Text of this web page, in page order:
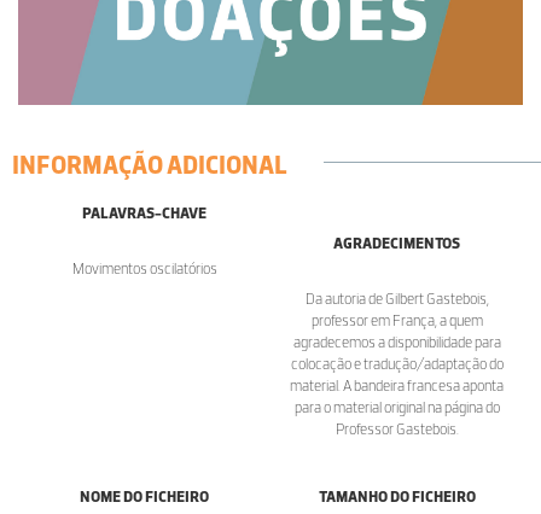
INFORMAÇÃO ADICIONAL
PALAVRAS-CHAVE
Movimentos oscilatórios
AGRADECIMENTOS
Da autoria de Gilbert Gastebois,
professor em França, a quem
agradecemos a disponibilidade para
colocação e tradução/adaptação do
material. A bandeira francesa aponta
para o material original na página do
Professor Gastebois.
NOME DO FICHEIRO TAMANHO DO FICHEIRO